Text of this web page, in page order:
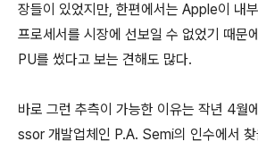
장들이 있었지만, 한편에서는 Apple이 내
프로세서를 시장에 선보일 수 없었기 때문
PU를 썼다고 보는 견해도 많다.
바로 그런 추측이 가능한 이유는 작년 4
ssor 개발업체인 P.A. Semi의 인수에서